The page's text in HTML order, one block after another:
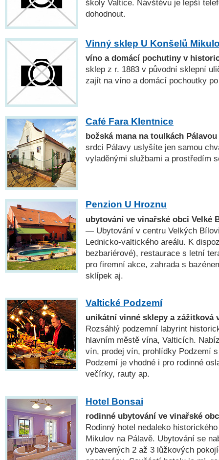
školy Valtice. Návštěvu je lepší
dohodnout.
Vinný sklep U Konšelů
víno a domácí pochutiny v
sklep z r. 1883 v původní sklepní
zajít na víno a domácí pochoutky
Café Fara Klentnice
božská mana na toulkách Pálavou
srdci Pálavy uslyšíte jen samou
vyladěnými službami a prostředím
Penzion U Hroznu
ubytování ve vinařské obci Velké
— Ubytování v centru Velkých
Lednicko-valtického areálu. K
bezbariérové), restaurace s letní
pro firemní akce, zahrada s
sklípek aj.
Valtické Podzemí
unikátní vinné sklepy a zážitková
Rozsáhlý podzemní labyrint
hlavním městě vína, Valticích.
vín, prodej vín, prohlídky Podzemí
Podzemí je vhodné i pro rodinné
večírky, rauty ap.
Hotel Bonsai
rodinné ubytování ve vinařské
Rodinný hotel nedaleko
Mikulov na Pálavě. Ubytování se
vybavených 2 až 3 lůžkových